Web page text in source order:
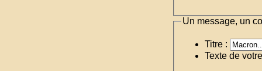
Un message, un
Titre :
Texte de